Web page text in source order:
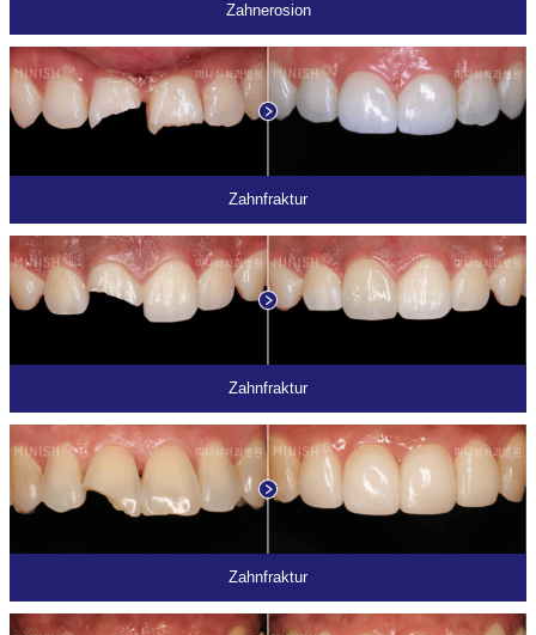
Zahnerosion
Zahnfraktur
Zahnfraktur
Zahnfraktur